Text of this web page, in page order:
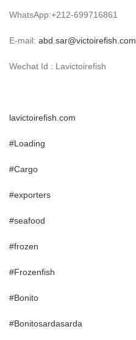
WhatsApp:+212-699716861
E-mail: abd.sar@victoirefish.com
Wechat Id : Lavictoirefish
lavictoirefish.com
#Loading
#Cargo
#exporters
#seafood
#frozen
#Frozenfish
#Bonito
#Bonitosardasarda